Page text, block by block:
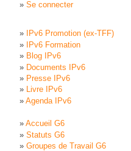
Se connecter
IPv6 Promotion (ex-TFF)
IPv6 Formation
Blog IPv6
Documents IPv6
Presse IPv6
Livre IPv6
Agenda IPv6
Accueil G6
Statuts G6
Groupes de Travail G6